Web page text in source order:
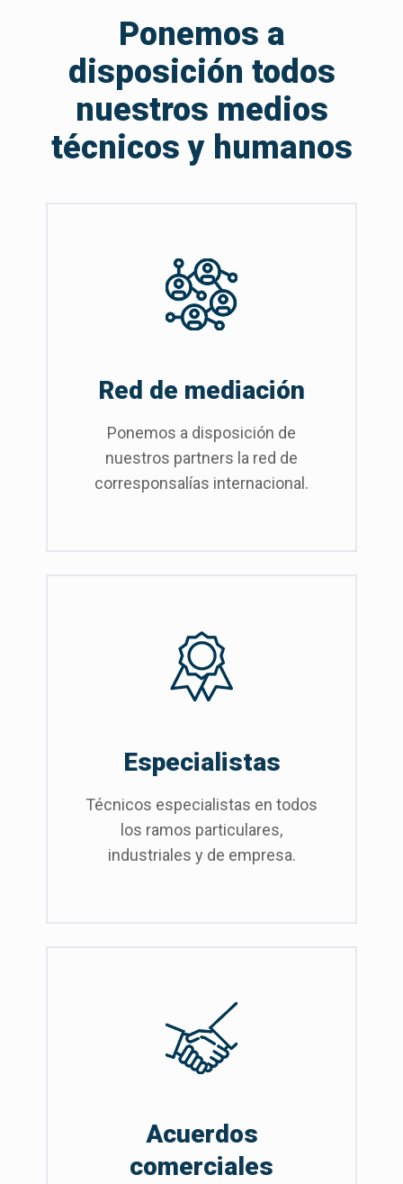
Ponemos a
disposición todos
nuestros medios
técnicos y humanos
Red de mediación
Ponemos a disposición de
nuestros partners la red de
corresponsalías internacional.
Especialistas
Técnicos especialistas en todos
los ramos particulares,
industriales y de empresa.
Acuerdos
comerciales